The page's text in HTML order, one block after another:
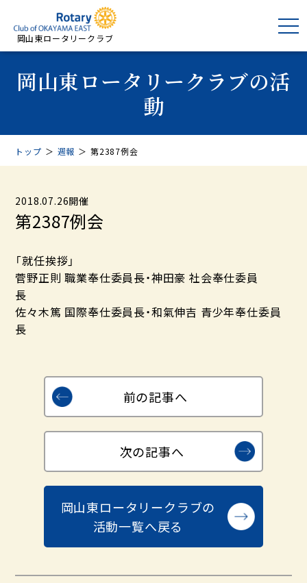
岡山東ロータリークラブ
岡山東ロータリークラブの活
動
トップ ＞ 週報 ＞ 第2387例会
2018.07.26開催
第2387例会
「就任挨拶」
菅野正則 職業奉仕委員長・神田豪 社会奉仕委員
長
佐々木篤 国際奉仕委員長・和氣伸吉 青少年奉仕委員
長
前の記事へ
岡山東ロータリークラブの
活動一覧へ戻る
次の記事へ